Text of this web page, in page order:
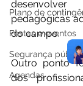
Plano de
Festas e eventos
Segurança
Agendas
pedagógicas
do campo.
Outro ponto
dos